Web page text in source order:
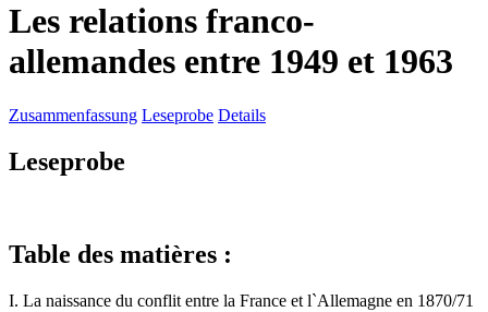
Les relations franco-
allemandes entre 1949 et 1963
Zusammenfassung Leseprobe Details
Leseprobe
Table des matières :
I. La naissance du conflit entre la France et l`Allemagne en 1870/71